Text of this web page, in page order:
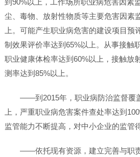
到90%以上，工作场所职业病危害因素
尘、毒物、放射性物质等主要危害因素
上。可能产生职业病危害的建设项目预
制效果评价率达到65%以上。从事接触
职业健康体检率达到60%以上，接触放
测率达到85%以上。
——到2015年，职业病防治监督覆
上，严重职业病危害案件查处率达到
监管能力不断提高，对中小企业的监管
——依托现有资源，建立完善与职